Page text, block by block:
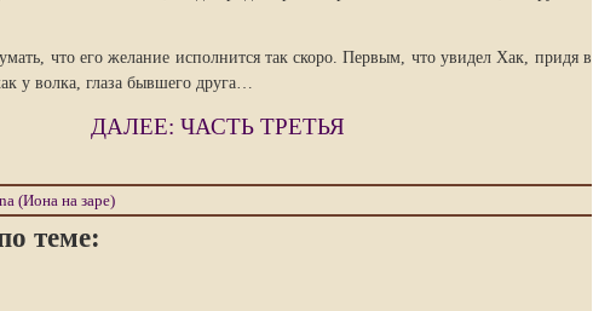
что его желание исполнится так скоро. Первым, что увидел Хак, придя в
у волка, глаза бывшего друга…
ДАЛЕЕ: ЧАСТЬ ТРЕТЬЯ
(Иона на заре)
теме: